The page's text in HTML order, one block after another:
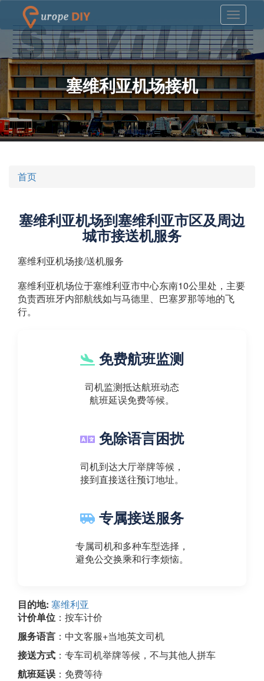
塞维利亚机场接机
首页
塞维利亚机场到塞维利亚市区及周边
城市接送机服务
塞维利亚机场接/送机服务
塞维利亚机场位于塞维利亚市中心东南10公里处，主要
负责西班牙内部航线如与马德里、巴塞罗那等地的飞
行。
免费航班监测
司机监测抵达航班动态
航班延误免费等候。
免除语言困扰
司机到达大厅举牌等候，
接到直接送往预订地址。
专属接送服务
专属司机和多种车型选择，
避免公交换乘和行李烦恼。
目的地: 塞维利亚
计价单位 ：按车计价
服务语言 ：中文客服+当地英文司机
接送方式 ：专车司机举牌等候，不与其他人拼车
航班延误 ：免费等待